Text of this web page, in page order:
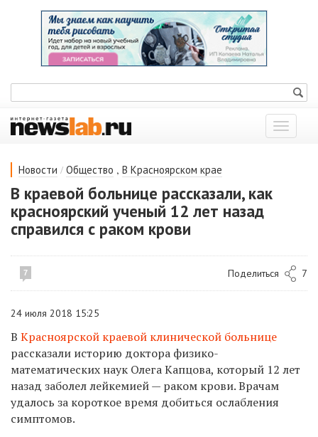
Показать
меню
Новости / Общество , В Красноярском крае
В краевой больнице рассказали, как
красноярский ученый 12 лет назад
справился с раком крови
7 Поделиться 7
24 июля 2018 15:25
В Красноярской краевой клинической больнице
рассказали историю доктора физико-
математических наук Олега Капцова, который 12 лет
назад заболел лейкемией — раком крови. Врачам
удалось за короткое время добиться ослабления
симптомов.